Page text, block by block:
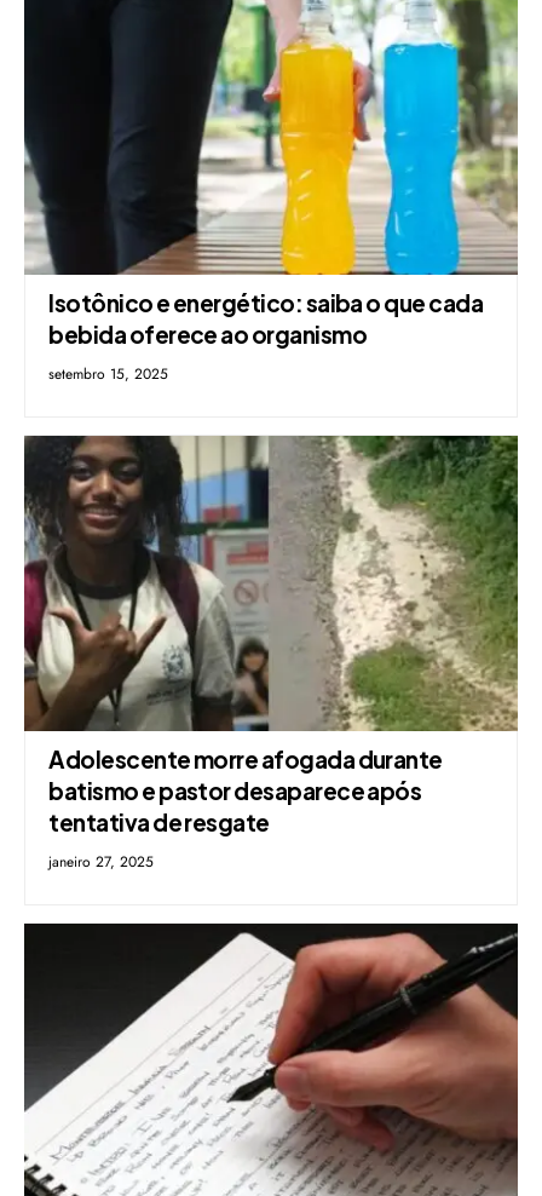
Isotônico e energético: saiba o que cada
bebida oferece ao organismo
setembro 15, 2025
Adolescente morre afogada durante
batismo e pastor desaparece após
tentativa de resgate
janeiro 27, 2025